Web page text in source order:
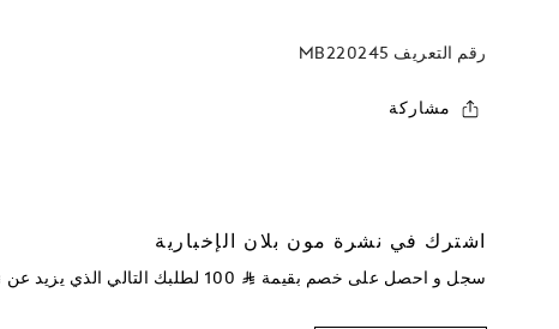
رقم التعريف MB220245
مشاركة
اشترك في نشرة مون بلان الإخبارية
سجل و احصل على خصم بقيمة ⃁ لطلبك التالي الذي يزيد عن